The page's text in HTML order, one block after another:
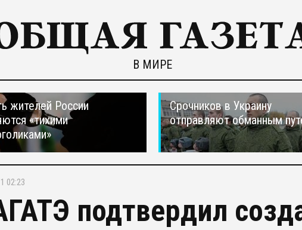
В МИРЕ
жителей России
«тихими
Срочников в Украину
отправляют обманным
02:23
подтвердил